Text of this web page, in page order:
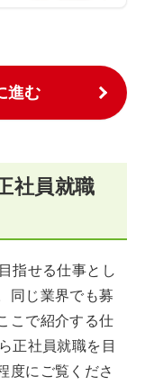
進む
社員就職
指せる仕事とし
同じ業界でも募
こで紹介する仕
正社員就職を目
度にご覧くださ